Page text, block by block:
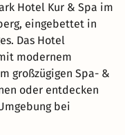
Hotel Kur & Spa im
eingebettet in
Das Hotel
modernem
großzügigen Spa- &
oder entdecken
bei